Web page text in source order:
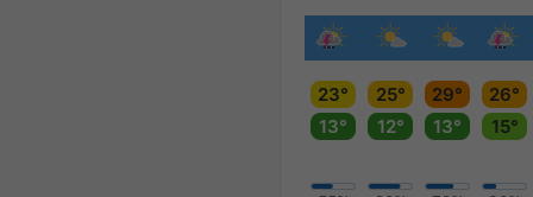
23° 25° 29°
26°
13°
12° 13° 15°